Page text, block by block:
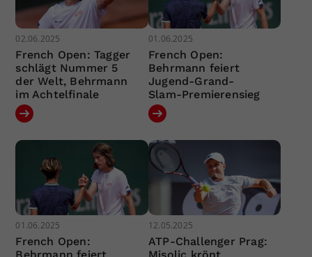
02.06.2025
French Open: Tagger
schlägt Nummer 5
der Welt, Behrmann
im Achtelfinale
01.06.2025
French Open:
Behrmann feiert
Jugend-Grand-
Slam-Premierensieg
01.06.2025
French Open:
12.05.2025
ATP-Challenger Prag: